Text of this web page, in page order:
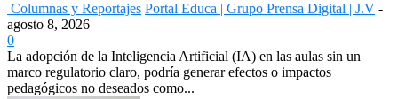
Columnas y Reportajes Portal Educa | Grupo Prensa Digital | J.V -
agosto 8, 2026
0
La adopción de la Inteligencia Artificial (IA) en las aulas sin un
marco regulatorio claro, podría generar efectos o impactos
pedagógicos no deseados como...